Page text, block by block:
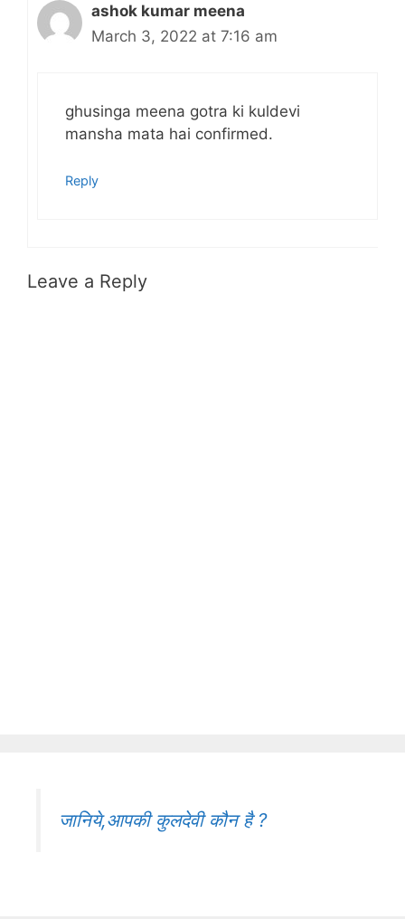
ashok kumar meena
March 3, 2022 at 7:16 am
ghusinga meena gotra ki kuldevi
mansha mata hai confirmed.
Reply
Leave a Reply
जानिये,आपकी कुलदेवी कौन है ?